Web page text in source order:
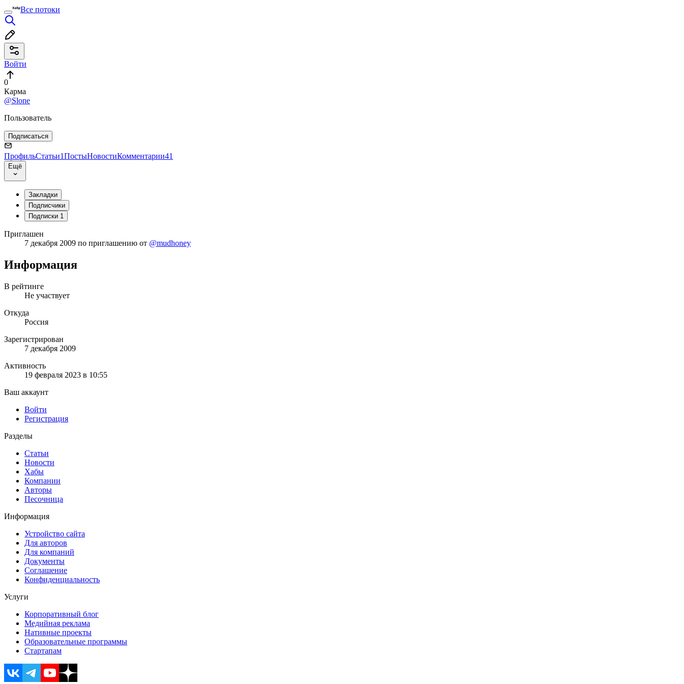
Все потоки
Войти
0
Карма
@Slone
Пользователь
Подписаться
ПрофильСтатьи1ПостыНовостиКомментарии41
Ещё
Закладки
Подписчики
Подписки 1
Приглашен
7 декабря 2009 по приглашению от @mudhoney
Информация
В рейтинге
Не участвует
Откуда
Россия
Зарегистрирован
7 декабря 2009
Активность
19 февраля 2023 в 10:55
Ваш аккаунт
Войти
Регистрация
Разделы
Статьи
Новости
Хабы
Компании
Авторы
Песочница
Информация
Устройство сайта
Для авторов
Для компаний
Документы
Соглашение
Конфиденциальность
Услуги
Корпоративный блог
Медийная реклама
Нативные проекты
Образовательные программы
Стартапам